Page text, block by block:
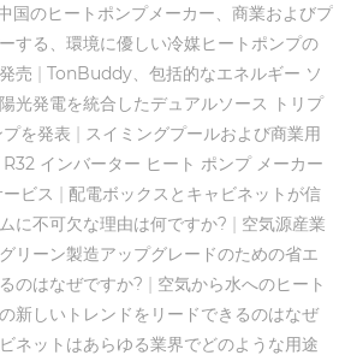
国のヒートポンプメーカー、商業およびプ
する、環境に優しい冷媒ヒートポンプの
売 | TonBuddy、包括的なエネルギー ソ
光発電を統合したデュアルソース トリプ
を発表 | スイミングプールおよび商業用
インバーター ヒート ポンプ メーカー
ビス | 配電ボックスとキャビネットが信
に不可欠な理由は何ですか? | 空気源産業
リーン製造アップグレードのための省エ
のはなぜですか? | 空気から水へのヒート
新しいトレンドをリードできるのはなぜ
ネットはあらゆる業界でどのような用途